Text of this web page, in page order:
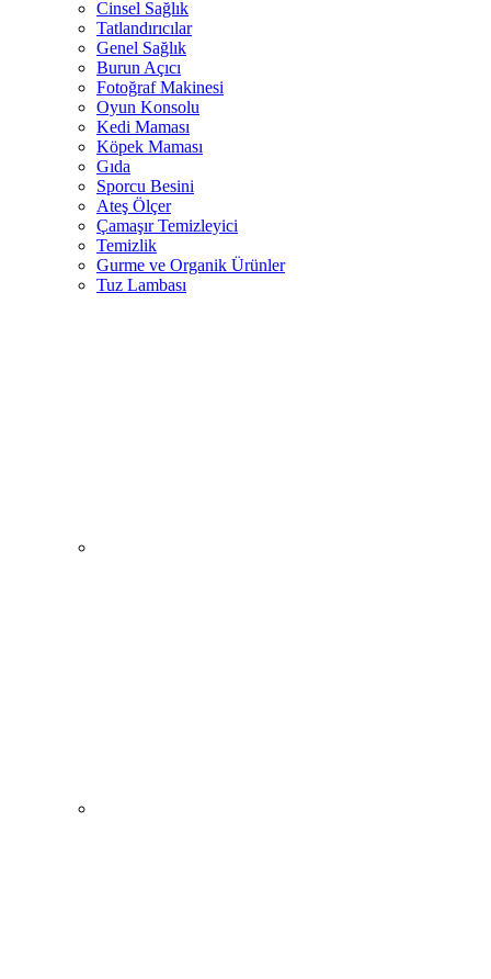
Cinsel Sağlık
Tatlandırıcılar
Genel Sağlık
Burun Açıcı
Fotoğraf Makinesi
Oyun Konsolu
Kedi Maması
Köpek Maması
Gıda
Sporcu Besini
Ateş Ölçer
Çamaşır Temizleyici
Temizlik
Gurme ve Organik Ürünler
Tuz Lambası